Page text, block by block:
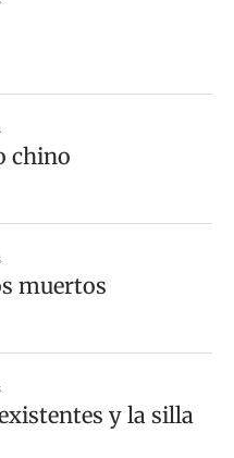
chino
muertos
y la silla